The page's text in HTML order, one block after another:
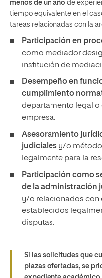
menos de un año de
tiempo equivalente en el
tareas relacionadas con la
Participación en
como mediador
institución de
Desempeño en
cumplimiento
departamento legal o
empresa.
Asesoramiento
judiciales y/o
legalmente para la
Participación como
de la administración
y/o relacionados con
establecidos
disputas.
Si las solicitudes que
plazas ofertadas, se